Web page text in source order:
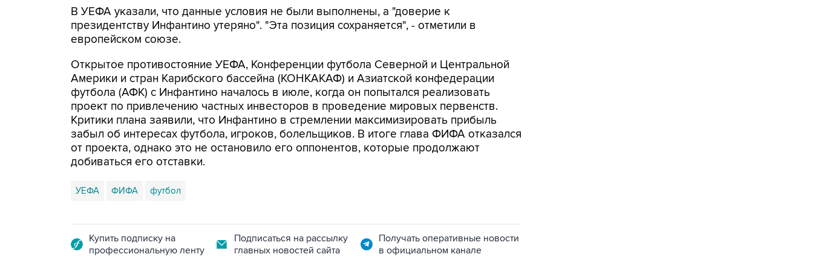
В УЕФА указали, что данные условия не были выполнены, а "доверие к
президентству Инфантино утеряно". "Эта позиция сохраняется", - отметили в
европейском союзе.
Открытое противостояние УЕФА, Конференции футбола Северной и Центральной
Америки и стран Карибского бассейна (КОНКАКАФ) и Азиатской конфедерации
футбола (АФК) с Инфантино началось в июле, когда он попытался реализовать
проект по привлечению частных инвесторов в проведение мировых первенств.
Критики плана заявили, что Инфантино в стремлении максимизировать прибыль
забыл об интересах футбола, игроков, болельщиков. В итоге глава ФИФА отказался
от проекта, однако это не остановило его оппонентов, которые продолжают
добиваться его отставки.
УЕФА ФИФА футбол
Купить подписку на
профессиональную ленту
Подписаться на рассылку
главных новостей сайта
Получать оперативные новости
в официальном канале